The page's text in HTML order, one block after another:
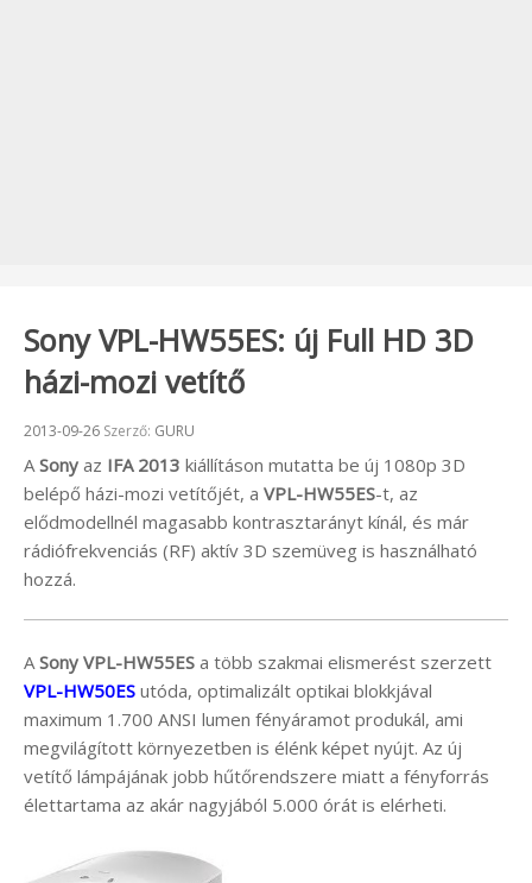
Sony VPL-HW55ES: új Full HD 3D
házi-mozi vetítő
Beküldve:
2013-09-26 Szerző: GURU
A Sony az IFA 2013 kiállításon mutatta be új 1080p 3D
belépő házi-mozi vetítőjét, a VPL-HW55ES-t, az
elődmodellnél magasabb kontrasztarányt kínál, és már
rádiófrekvenciás (RF) aktív 3D szemüveg is használható
hozzá.
A Sony VPL-HW55ES a több szakmai elismerést szerzett
VPL-HW50ES utóda, optimalizált optikai blokkjával
maximum 1.700 ANSI lumen fényáramot produkál, ami
megvilágított környezetben is élénk képet nyújt. Az új
vetítő lámpájának jobb hűtőrendszere miatt a fényforrás
élettartama az akár nagyjából 5.000 órát is elérheti.